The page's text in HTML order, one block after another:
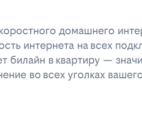
домашнего
интернета на всех
билайн в квартиру —
во всех уголках